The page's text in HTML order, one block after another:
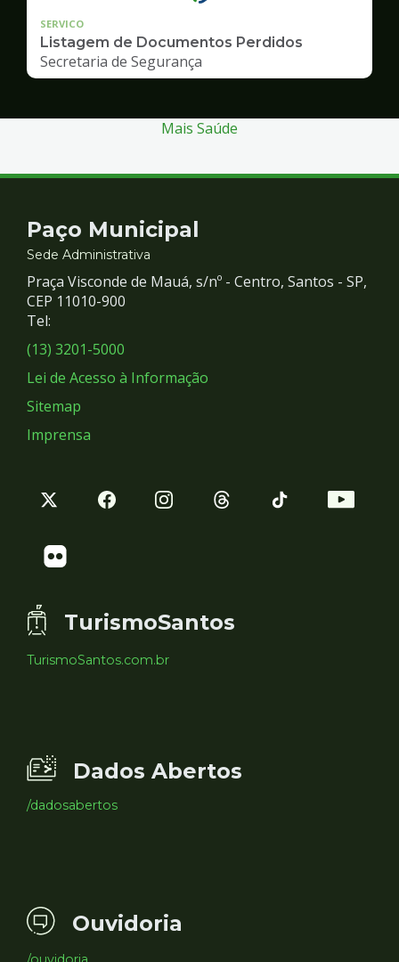
SERVICO
Listagem de Documentos Perdidos
Secretaria de Segurança
Mais Saúde
Contato
e
Redes
Sociais
Paço Municipal
Sede Administrativa
Praça Visconde de Mauá, s/nº - Centro, Santos - SP,
CEP 11010-900
Tel:
(13) 3201-5000
Lei de Acesso à Informação
Sitemap
Imprensa
TurismoSantos
TurismoSantos.com.br
Dados Abertos
/dadosabertos
Ouvidoria